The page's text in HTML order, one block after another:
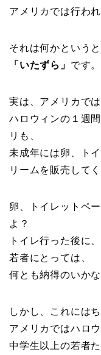
アメリカでは行わ
それは何かというと
「いたずら」 です。
実は、アメリカでは
ハロウィンの１週
リも、
未成年には卵、ト
リームを販売して
卵、トイレットペ
よ？
トイレ行った後に
若者にとっては、
何とも納得のいかな
しかし、これには
アメリカではハロ
中学生以上の若者